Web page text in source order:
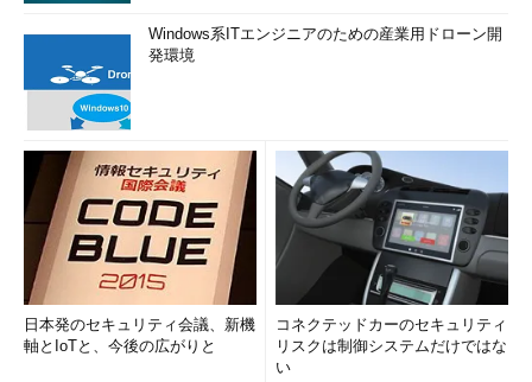
Windows系ITエンジニアのための産業用ドローン開
発環境
日本発のセキュリティ会議、新機
軸とIoTと、今後の広がりと
コネクテッドカーのセキュリティ
リスクは制御システムだけではな
い